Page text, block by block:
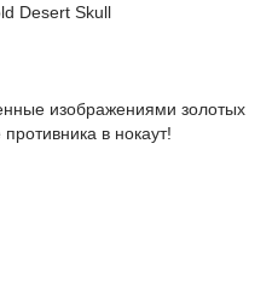
Desert Skull
изображениями золотых
в нокаут!